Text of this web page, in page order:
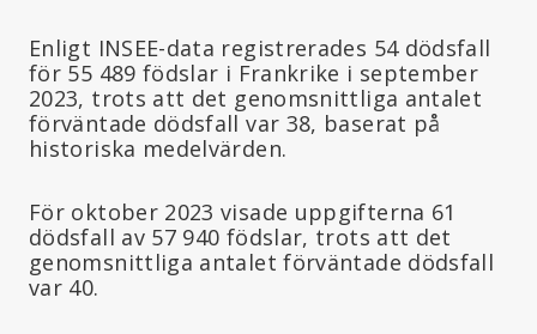
Enligt INSEE-data registrerades 54 dödsfall
för 55 489 födslar i Frankrike i september
2023, trots att det genomsnittliga antalet
förväntade dödsfall var 38, baserat på
historiska medelvärden.
För oktober 2023 visade uppgifterna 61
dödsfall av 57 940 födslar, trots att det
genomsnittliga antalet förväntade dödsfall
var 40.